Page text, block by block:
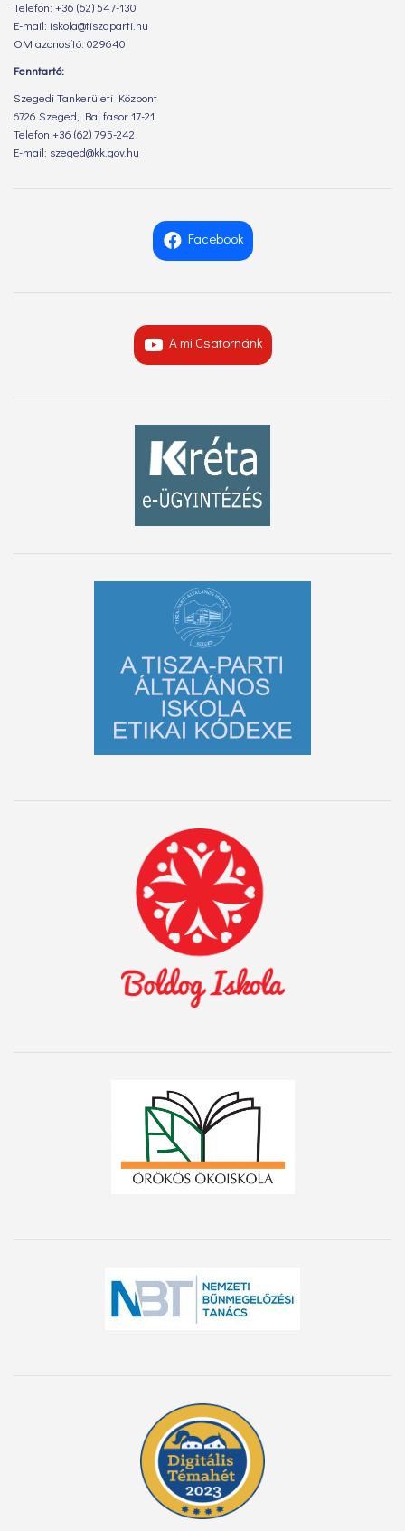
Telefon: +36 (62) 547-130
E-mail: iskola@tiszaparti.hu
OM azonosító: 029640
Fenntartó:
Szegedi Tankerületi Központ
6726 Szeged, Bal fasor 17-21.
Telefon +36 (62) 795-242
E-mail: szeged@kk.gov.hu
Facebook
A mi Csatornánk